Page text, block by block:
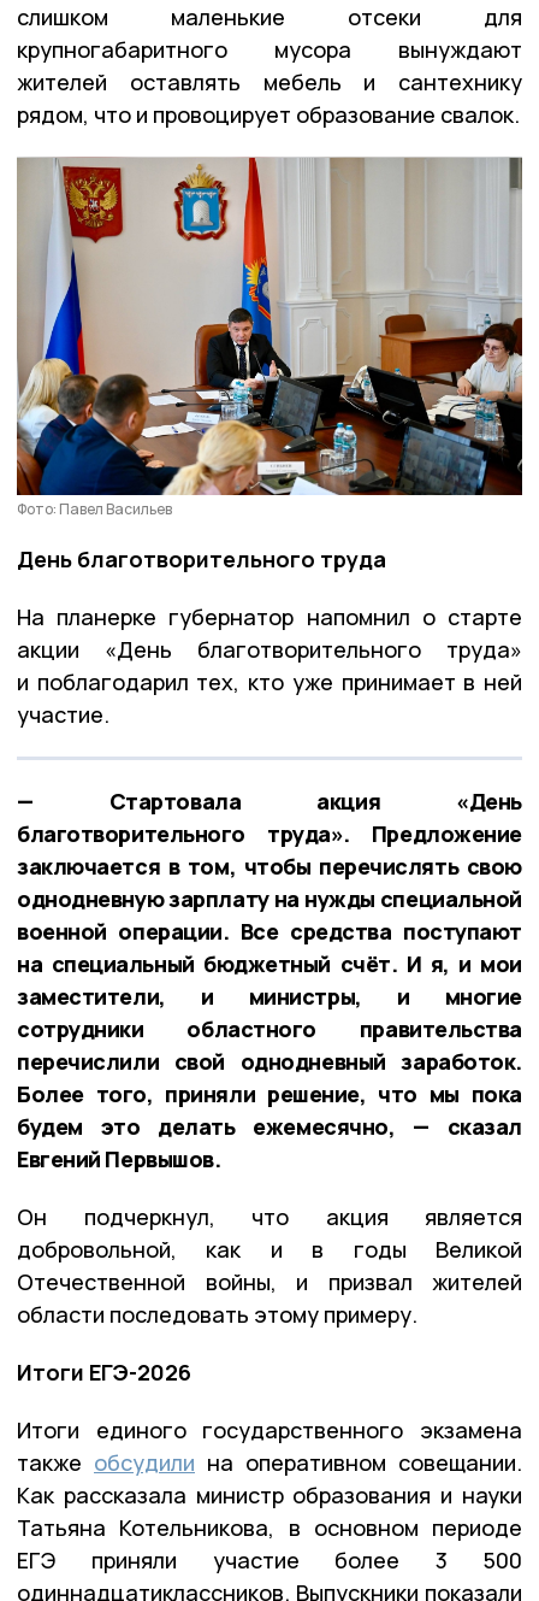
слишком маленькие отсеки для
крупногабаритного мусора вынуждают
жителей оставлять мебель и сантехнику
рядом, что и провоцирует образование свалок.
Фото: Павел Васильев
День благотворительного труда
На планерке губернатор напомнил о старте
акции «День благотворительного труда»
и поблагодарил тех, кто уже принимает в ней
участие.
— Стартовала акция «День
благотворительного труда». Предложение
заключается в том, чтобы перечислять свою
однодневную зарплату на нужды специальной
военной операции. Все средства поступают
на специальный бюджетный счёт. И я, и мои
заместители, и министры, и многие
сотрудники областного правительства
перечислили свой однодневный заработок.
Более того, приняли решение, что мы пока
будем это делать ежемесячно, — сказал
Евгений Первышов.
Он подчеркнул, что акция является
добровольной, как и в годы Великой
Отечественной войны, и призвал жителей
области последовать этому примеру.
Итоги ЕГЭ-2026
Итоги единого государственного экзамена
также обсудили на оперативном совещании.
Как рассказала министр образования и науки
Татьяна Котельникова, в основном периоде
ЕГЭ приняли участие более 3 500
одиннадцатиклассников. Выпускники показали